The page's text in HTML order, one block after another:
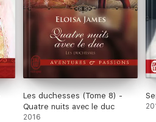
Les duchesses (Tome 8) -
Quatre nuits avec le duc
2016